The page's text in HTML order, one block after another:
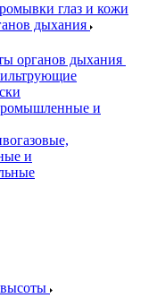
глаз и кожи
дыхания
органов дыхания
и
и